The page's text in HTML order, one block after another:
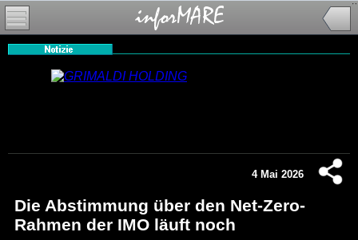
4 Mai 2026
Die Abstimmung über den Net-Zero-
Rahmen der IMO läuft noch